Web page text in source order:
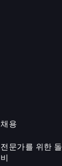
채용
전문가를 위한 돌
비